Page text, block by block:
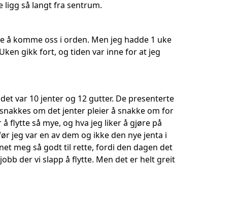
ligg så langt fra sentrum.
å komme oss i orden. Men jeg hadde 1 uke
gikk fort, og tiden var inne for at jeg
var 10 jenter og 12 gutter. De presenterte
om det jenter pleier å snakke om for
flytte så mye, og hva jeg liker å gjøre på
jeg var en av dem og ikke den nye jenta i
meg så godt til rette, fordi den dagen det
der vi slapp å flytte. Men det er helt greit